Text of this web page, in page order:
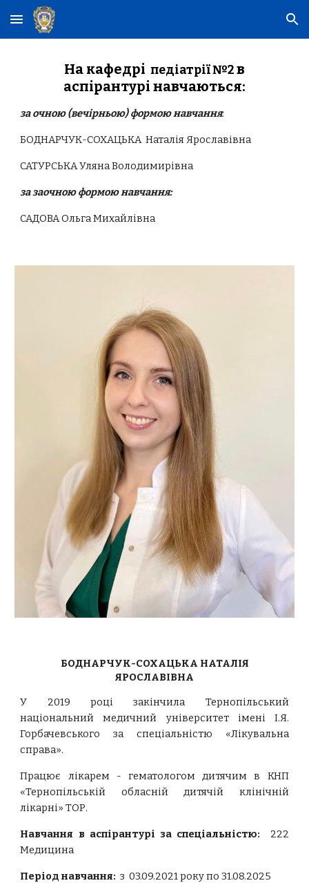
Skip to main content Skip to navigation
На кафедрі педіатрії №2в
аспірантурі навчаються:
за очною (вечірньою) формою навчання:
БОДНАРЧУК-СОХАЦЬКА Наталія Ярославівна
САТУРСЬКА Уляна Володимирівна
за заочною формою навчання:
САДОВА Ольга Михайлівна
БОДНАРЧУК-СОХАЦЬКА НАТАЛІЯ
ЯРОСЛАВІВНА
У 2019 році закінчила Тернопільський
національний медичний університет імені І.Я.
Горбачевського за спеціальністю «Лікувальна
справа».
Працює лікарем - гематологом дитячим в КНП
«Тернопільській обласній дитячій клінічній
лікарні» ТОР.
Навчання в аспірантурі за спеціальністю: 222
Медицина
Період навчання:з 03.09.2021 року по 31.08.2025